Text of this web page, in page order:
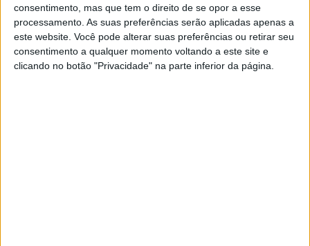
consentimento, mas que tem o direito de se opor a esse
processamento. As suas preferências serão aplicadas apenas a
este website. Você pode alterar suas preferências ou retirar seu
consentimento a qualquer momento voltando a este site e
clicando no botão "Privacidade" na parte inferior da página.
Capucho, Os Esparteiros(considerado homem do jogo pela
equipa da Antena Livre)